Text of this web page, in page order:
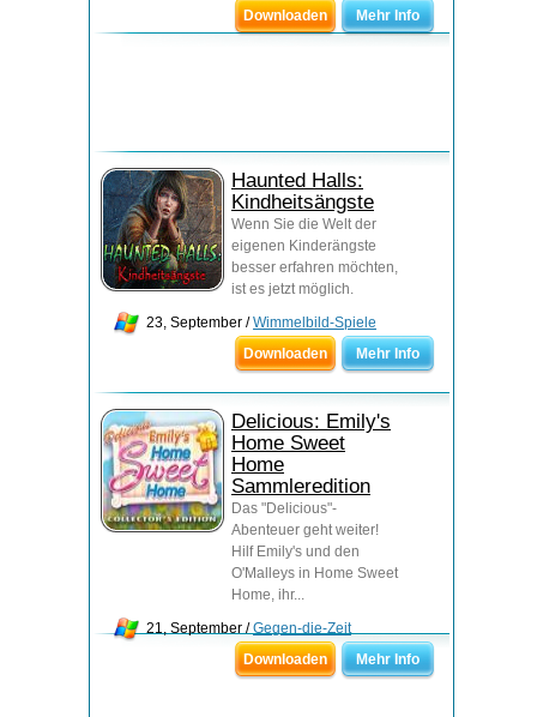
Downloaden
Mehr Info
Haunted Halls:
Kindheitsängste
Wenn Sie die Welt der
eigenen Kinderängste
besser erfahren möchten,
ist es jetzt möglich.
23, September /Wimmelbild-Spiele
Downloaden
Mehr Info
Delicious: Emily's
Home Sweet
Home
Sammleredition
Das "Delicious"-
Abenteuer geht weiter!
Hilf Emily's und den
O'Malleys in Home Sweet
Home, ihr...
21, September /Gegen-die-Zeit
Downloaden
Mehr Info